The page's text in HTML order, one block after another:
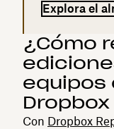
Explora el
¿Cómo
equipos
Con Dropbox